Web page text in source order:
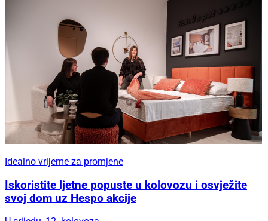
Idealno vrijeme za promjene
Iskoristite ljetne popuste u kolovozu i osvježite
svoj dom uz Hespo akcije